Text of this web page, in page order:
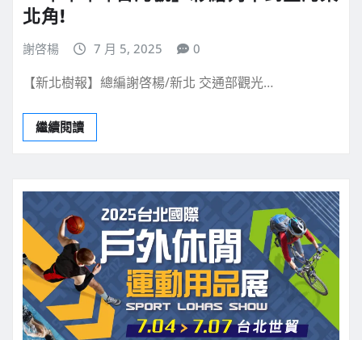
北角!
謝啓楊 7 月 5, 2025 0
【新北樹報】總編謝啓楊/新北 交通部觀光…
繼續閱讀